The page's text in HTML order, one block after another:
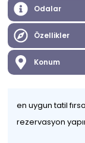
Odalar
Özellikler
Konum
en uygun tatil
rezervasyon